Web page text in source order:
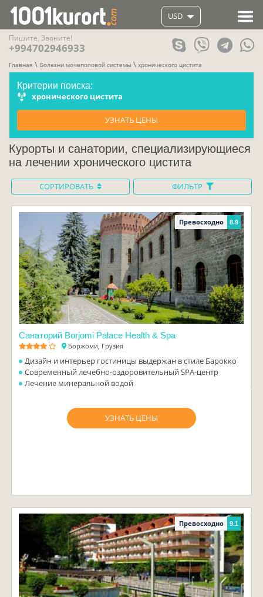
USD
Пишите, Звоните!
+994702946933
Главная Болезни мочеполовой системы хронического цистита
Критерии поиска:
хронического цистита
УЗНАТЬ ЦЕНЫ
Курорты и санатории, специализирующиеся
на лечении хронического цистита
СОРТИРОВАТЬ ФИЛЬТР
Превосходно 8.9
Санаторий Borjomi Palace Health & Spa
Боржоми, Грузия
Дизайн и интерьер гостиницы выдержан в стиле Барокко
Современный лечебно-оздоровительный SPA-центр
Лечение минеральной водой
УЗНАТЬ ЦЕНЫ
Превосходно 9.1